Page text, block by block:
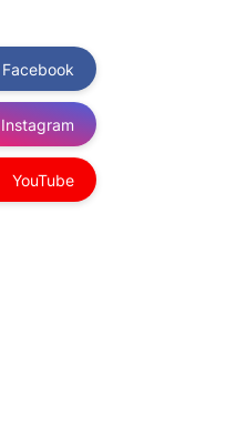
Facebook
Instagram
YouTube